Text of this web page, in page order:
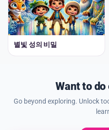
별빛 성의 비밀
Want to do
Go beyond exploring. Unlock